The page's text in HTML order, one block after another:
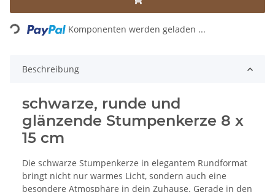
Loading... Komponenten werden geladen ...
Beschreibung
schwarze, runde und
glänzende Stumpenkerze 8 x
15 cm
Die schwarze Stumpenkerze in elegantem Rundformat
bringt nicht nur warmes Licht, sondern auch eine
besondere Atmosphäre in dein Zuhause. Gerade in den